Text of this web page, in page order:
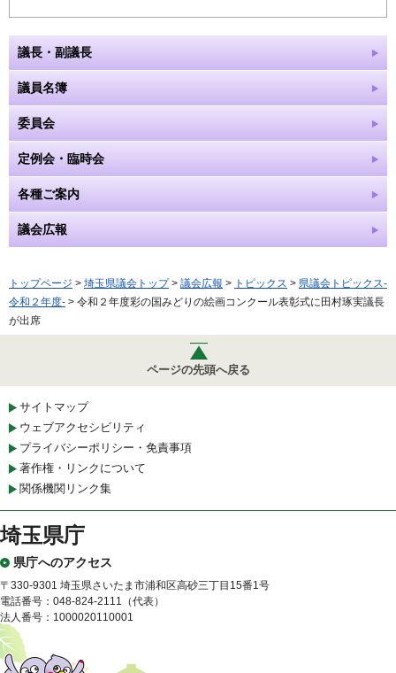
議長・副議長
議員名簿
委員会
定例会・臨時会
各種ご案内
議会広報
トップページ > 埼玉県議会トップ> 議会広報 > トピックス > 県議会トピックス-
令和２年度- > 令和２年度彩の国みどりの絵画コンクール表彰式に田村琢実議長
が出席
ページの先頭へ戻る
サイトマップ
ウェブアクセシビリティ
プライバシーポリシー・免責事項
著作権・リンクについて
関係機関リンク集
埼玉県庁
県庁へのアクセス
〒330-9301 埼玉県さいたま市浦和区高砂三丁目15番1号
電話番号：048-824-2111（代表）
法人番号：1000020110001